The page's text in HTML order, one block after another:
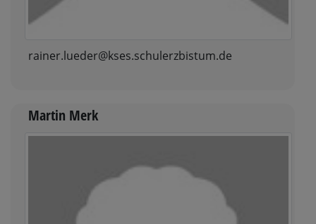
rainer.lueder@kses.schulerzbistum.de
Martin Merk